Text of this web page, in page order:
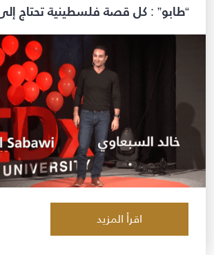
“طابو” : كل قصة فلسطينية تحتاج
اقرأ المزيد